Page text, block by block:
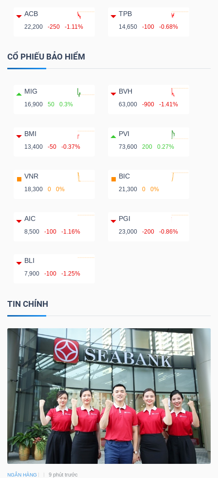
ACB
22,200 -250 -1.11%
TPB
14,650 -100 -0.68%
CỔ PHIẾU BẢO HIỂM
MIG
16,900 50 0.3%
BVH
63,000 -900 -1.41%
BMI
13,400 -50 -0.37%
PVI
73,600 200 0.27%
VNR
18,300 0 0%
BIC
21,300 0 0%
AIC
8,500 -100 -1.16%
PGI
23,000 -200 -0.86%
BLI
7,900 -100 -1.25%
TIN CHÍNH
NGÂN HÀNG 9 phút trước